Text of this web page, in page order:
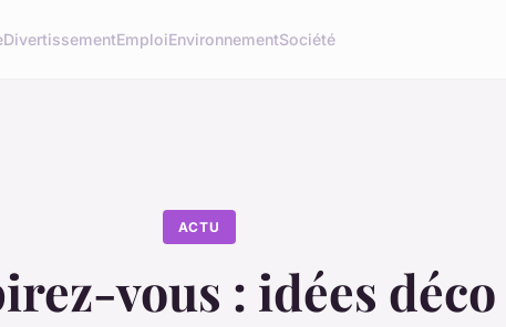
DivertissementEmploiEnvironnementSociété
ACTU
vous : idées déco